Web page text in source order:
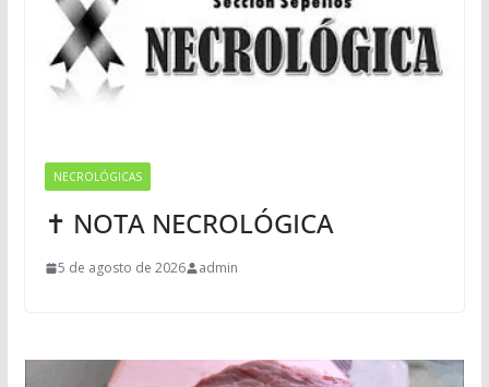
NECROLÓGICAS
✝ NOTA NECROLÓGICA
5 de agosto de 2026 admin